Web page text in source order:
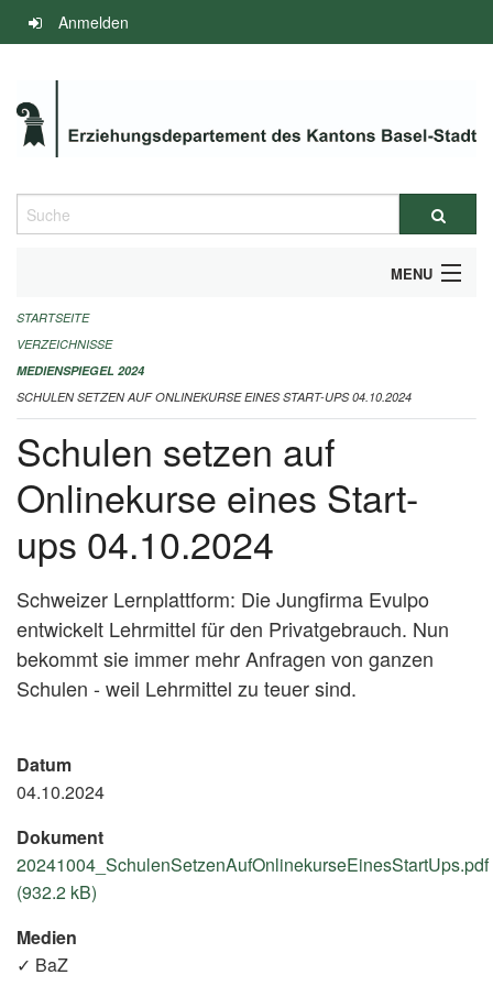
Navigation
überspringen
Anmelden
Suche
MENU
INFOS ZUM ED-MEDIENSPIEGEL
IMPRESSUM
STARTSEITE
VERZEICHNISSE
MEDIENSPIEGEL 2024
SCHULEN SETZEN AUF ONLINEKURSE EINES START-UPS 04.10.2024
Schulen setzen auf
Onlinekurse eines Start-
ups 04.10.2024
Schweizer Lernplattform: Die Jungfirma Evulpo
entwickelt Lehrmittel für den Privatgebrauch. Nun
bekommt sie immer mehr Anfragen von ganzen
Schulen - weil Lehrmittel zu teuer sind.
Datum
04.10.2024
Dokument
20241004_SchulenSetzenAufOnlinekurseEinesStartUps.pdf
(932.2 kB)
Medien
✓ BaZ